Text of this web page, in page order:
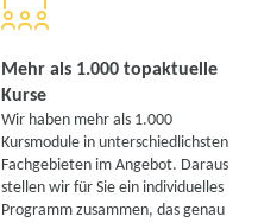
Mehr als 1.000 topaktuelle
Kurse
Wir haben mehr als 1.000
Kursmodule in unterschiedlichsten
Fachgebieten im Angebot. Daraus
stellen wir für Sie ein individuelles
Programm zusammen, das genau